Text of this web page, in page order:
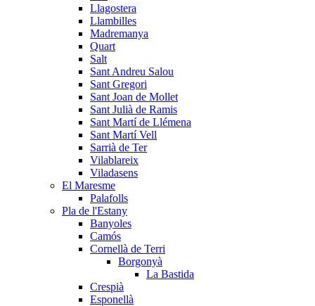
Llagostera
Llambilles
Madremanya
Quart
Salt
Sant Andreu Salou
Sant Gregori
Sant Joan de Mollet
Sant Julià de Ramis
Sant Martí de Llémena
Sant Martí Vell
Sarrià de Ter
Vilablareix
Viladasens
El Maresme
Palafolls
Pla de l'Estany
Banyoles
Camós
Cornellà de Terri
Borgonyà
La Bastida
Crespià
Esponellà